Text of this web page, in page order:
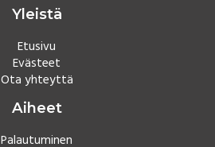
Yleistä
Etusivu
Evästeet
Ota yhteyttä
Aiheet
Palautuminen